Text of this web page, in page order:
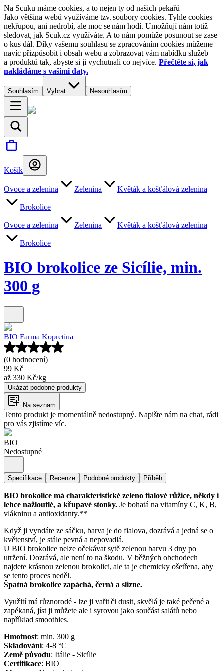
Na Scuku máme cookies, a to nejen ty od našich pekařů
Jako většina webů využíváme tzv. soubory cookies. Tyhle cookies
nekřupou, ani nedrobí, ale moc se nám hodí. Umožňují nám totiž
sledovat, jak Scuk.cz využíváte. A to nám pomůže posunout se zase
o kus dál. Díky vašemu souhlasu se zpracováním cookies můžeme
navíc přizpůsobit i obsah webu a zobrazovat vám nabídku služeb
a produktů tak, abyste si ji vychutnali co nejvíce. Přečtěte si, jak
nakládáme s vašimi daty.
Souhlasím Vybrat Nesouhlasím
Košík
Ovoce a zelenina Zelenina Květák a košťálová zelenina
Brokolice
Ovoce a zelenina Zelenina Květák a košťálová zelenina
Brokolice
BIO brokolice ze Sicílie, min.
300 g
BIO Farma Kopretina
(0 hodnocení)
99 Kč
až 330 Kč/kg
Ukázat podobné produkty
Na seznam
Tento produkt je momentálně nedostupný. Napište nám na chat, rádi
pro vás zjistíme víc.
BIO
Nedostupné
Specifikace Recenze Podobné produkty Příběh
BIO brokolice má charakteristické zeleno fialové růžice, někdy i
lehce nažloutlé, a křupavé stonky. Je bohatá na vitamíny C, K, B,
vlákninu a antioxidanty.**
Když ji vyndáte ze sáčku, barva je do fialova, dozrává a jedná se o
květenství, je stále pevná a nepovadlá.
U BIO brokolice nelze očekávat sytě zelenou barvu 3 dny po
utržení. Dozrává, ale není to na škodu. V běžných obchodech
najdete krásnou zelenou brokolici, ale ta je chemicky ošetřena, aby
se tento proces neděl.
Špatná brokolice zapáchá, černá a slizne.
Využití má různorodé - lze ji vařit či dusit, skvělá je také pečené a
zapékaná, jíst ji můžete ale i syrovou jako součást salátů nebo
například smoothies.
Hmotnost: min. 300 g
Skladování: 4-8 °C
Země původu: Itálie - Sicílie
Certifikace: BIO